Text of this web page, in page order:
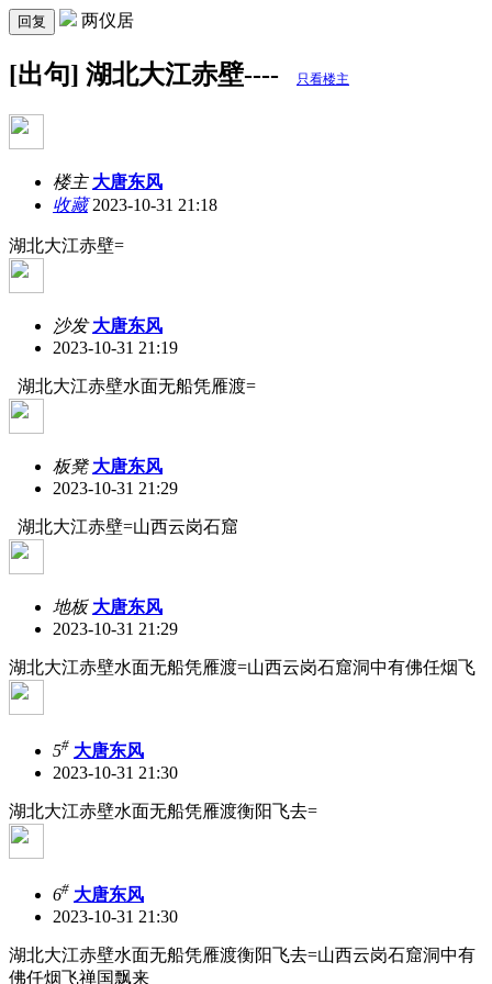
回复 两仪居
[出句] 湖北大江赤壁---- 只看楼主
楼主 大唐东风
收藏2023-10-31 21:18
湖北大江赤壁=
沙发 大唐东风
2023-10-31 21:19
湖北大江赤壁水面无船凭雁渡=
板凳 大唐东风
2023-10-31 21:29
湖北大江赤壁=山西云岗石窟
地板 大唐东风
2023-10-31 21:29
湖北大江赤壁水面无船凭雁渡=山西云岗石窟洞中有佛任烟飞
5# 大唐东风
2023-10-31 21:30
湖北大江赤壁水面无船凭雁渡衡阳飞去=
6# 大唐东风
2023-10-31 21:30
湖北大江赤壁水面无船凭雁渡衡阳飞去=山西云岗石窟洞中有
佛任烟飞禅国飘来